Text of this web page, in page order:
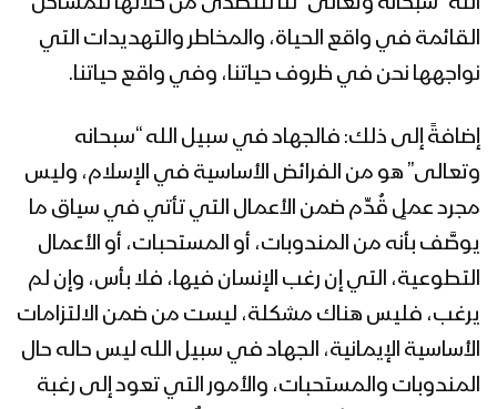
المحاضرة الرمضانية الثانية عشرة للسيد
القائد عبدالملك بدرالدين الحوثي 13
رمضان 1444هـ
القائد عبدالملك بدرالدين الحوثي 12
رمضان 1444هـ
المحاضرة الرمضانية العاشرة للسيد القائد
عبدالملك بدرالدين الحوثي 11 رمضان
1444هـ
المحاضرة الرمضانية التاسعة للسيد القائد
عبدالملك بدرالدين الحوثي 10 رمضان
1444هـ
القائمة في واقع الحياة، والمخاطر والتهديدات التي
نواجهها نحن في ظروف حياتنا، وفي واقع حياتنا.
إضافةً إلى ذلك: فالجهاد في سبيل الله “سبحانه
وتعالى” هو من الفرائض الأساسية في الإسلام، وليس
مجرد عملٍ قُدِّم ضمن الأعمال التي تأتي في سياق ما
يوصَّف بأنه من المندوبات، أو المستحبات، أو الأعمال
التطوعية، التي إن رغب الإنسان فيها، فلا بأس، وإن لم
يرغب، فليس هناك مشكلة، ليست من ضمن الالتزامات
الأساسية الإيمانية، الجهاد في سبيل الله ليس حاله حال
المندوبات والمستحبات، والأمور التي تعود إلى رغبة